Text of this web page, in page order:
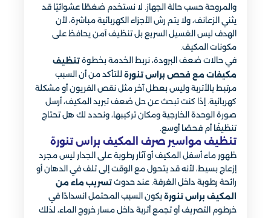
والمروحة حسب حالة الجهاز. لا نستخدم ضغطًا عشوائيًا قد
يثني الزعانف، ولا يتم رش الأجزاء الكهربائية مباشرة، لأن
الهدف ليس الغسيل السريع بل تنظيف آمن يحافظ على
مكونات المكيف.
في حالات ضعف البرودة، نربط الخدمة بخطوة تنظيف
مكيفات مع فحص براس تنورة للتأكد من أن السبب
مرتبط بالأتربة وليس بعطل آخر مثل نقص الفريون أو مشكلة
كهربائية. إذا كنت تبحث عن حل ضعف تبريد المكيف، أرسل
صورة الوحدة الخارجية ومكان تركيبها، ونحدد لك هل تحتاج
تنظيفًا أم فحصًا أوسع.
تنظيف مواسير صرف المكيف براس تنورة
ظهور ماء أسفل المكيف أو آثار رطوبة على الجدار ليس مجرد
إزعاج بسيط، لأنه قد يتحول مع الوقت إلى تلف في الدهان أو
رائحة رطوبة داخل الغرفة. عند حدوث تسريب ماء من
المكيف براس تنورة يكون السبب المحتمل انسدادًا في
خرطوم التصريف أو تجمع أتربة داخل مسار خروج الماء، لذلك